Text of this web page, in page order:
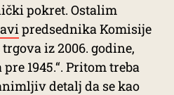
pokret. Ostalim
predsednika Komisije
iz 2006. godine,
1945.“. Pritom treba
detalj da se kao